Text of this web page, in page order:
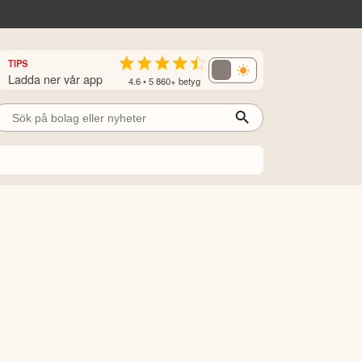
TIPS
Ladda ner vår app 4.6 • 5 860+ betyg